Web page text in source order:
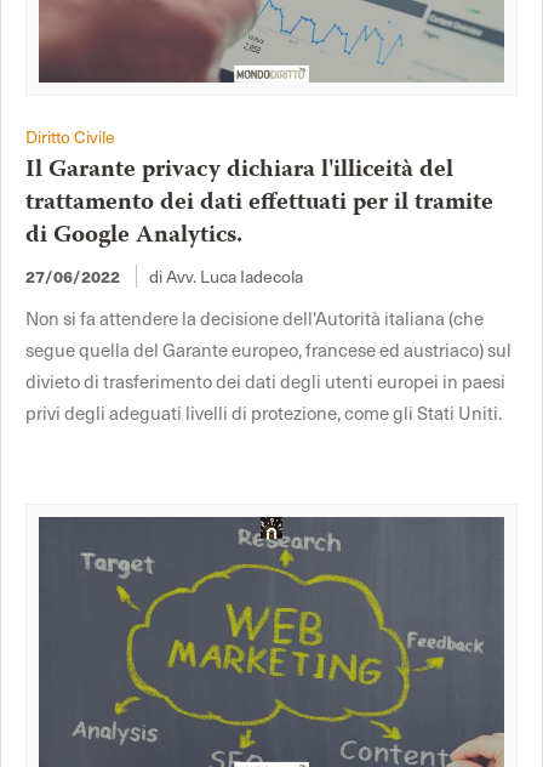
Diritto Civile
Il Garante privacy dichiara l'illiceità del
trattamento dei dati effettuati per il tramite
di Google Analytics.
27/06/2022 di Avv. Luca Iadecola
Non si fa attendere la decisione dell'Autorità italiana (che
segue quella del Garante europeo, francese ed austriaco) sul
divieto di trasferimento dei dati degli utenti europei in paesi
privi degli adeguati livelli di protezione, come gli Stati Uniti.